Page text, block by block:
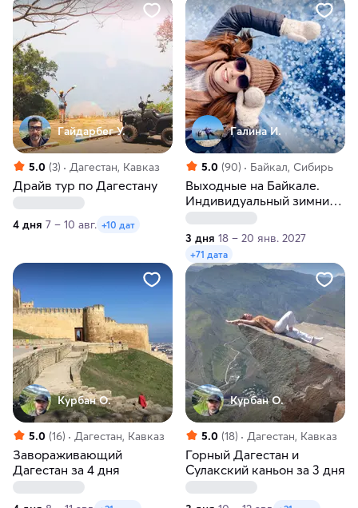
Гайдарбег У.
5.0 (3) Дагестан, Кавказ
Драйв тур по Дагестану
4 дня 7 – 10 авг. +10 дат
Галина И.
5.0 (90) Байкал, Сибирь
Выходные на Байкале.
Индивидуальный зимний
тур
3 дня 18 – 20 янв. 2027
+71 дата
Курбан О.
5.0 (16) Дагестан, Кавказ
Завораживающий
Дагестан за 4 дня
Курбан О.
5.0 (18) Дагестан, Кавказ
Горный Дагестан и
Сулакский каньон за 3 дня